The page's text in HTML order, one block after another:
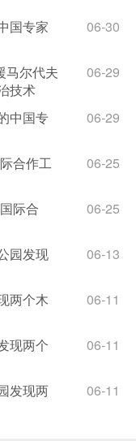
国专家
06-30
马尔代夫
技术
06-29
中国专
06-29
合作工
06-25
际合
06-25
园发现
06-13
两个木
06-11
现两个
06-11
发现两
06-11